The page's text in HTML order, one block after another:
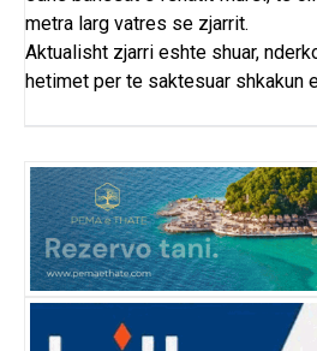
metra larg vatres se zjarrit.
Aktualisht zjarri eshte shuar,
hetimet per te saktesuar shkakun